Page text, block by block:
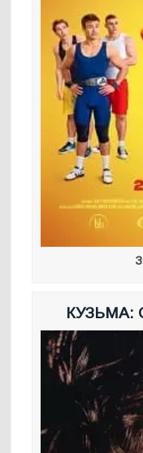
КУЗЬМА: